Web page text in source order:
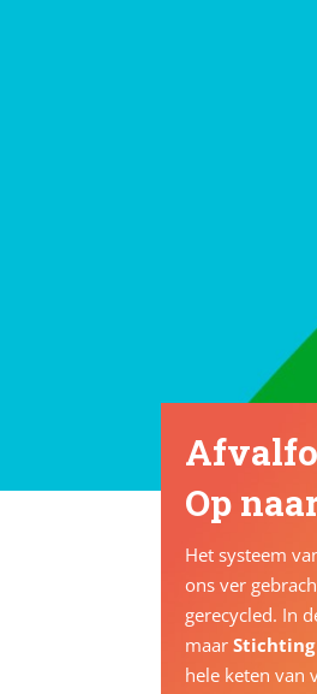
Op
Het systeem
ons ver
gerecycled. In
maar
hele keten van